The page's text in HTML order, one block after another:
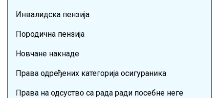
Инвалидска пензија
Породична пензија
Новчане накнаде
Права одређених категорија осигураника
Права на одсуство са рада ради посебне неге